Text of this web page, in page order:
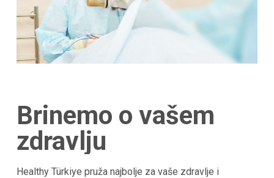
Brinemo o vašem
zdravlju
Healthy Türkiye pruža najbolje za vaše zdravlje i